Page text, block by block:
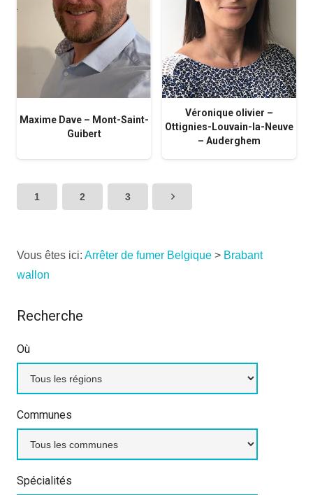
Maxime Dave – Mont-Saint-
Guibert
Véronique olivier –
Ottignies-Louvain-la-Neuve
– Auderghem
1 2 3
Vous êtes ici: Arrêter de fumer Belgique > Brabant
wallon
Recherche
Où
Communes
Spécialités